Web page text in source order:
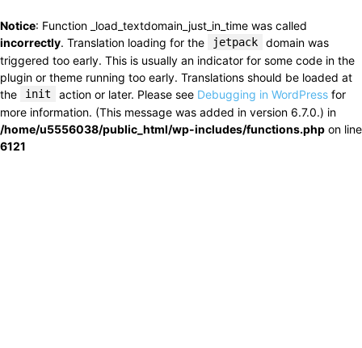
Notice: Function _load_textdomain_just_in_time was called
incorrectly. Translation loading for the jetpack
domain was
triggered too early. This is usually an indicator for some code in the
plugin or theme running too early. Translations should be loaded at
the
init action or later. Please see Debugging in WordPress for
more information. (This message was added in version 6.7.0.) in
/home/u5556038/public_html/wp-includes/functions.php on line
6121